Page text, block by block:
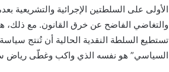
الأولى على السلطتين الإجرائية والتشريعية
والتغاضي الفاضح عن خرق القانون. مع
تستطيع السلطة النقدية الحالية أن تُنتج
السياسي” هو نفسه الذي واكب وغطّى رياض